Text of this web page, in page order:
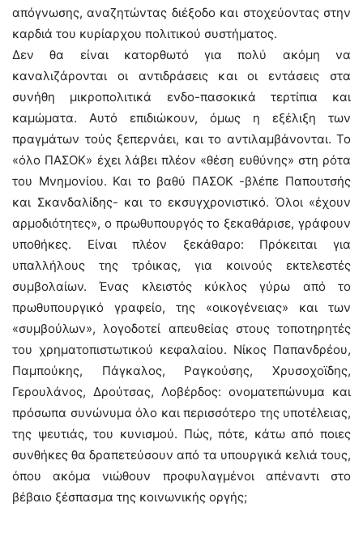
απόγνωσης, αναζητώντας διέξοδο και στοχεύοντας στην
καρδιά του κυρίαρχου πολιτικού συστήματος.
Δεν θα είναι κατορθωτό για πολύ ακόμη να
καναλιζάρονται οι αντιδράσεις και οι εντάσεις στα
συνήθη μικροπολιτικά ενδο-πασοκικά τερτίπια και
καμώματα. Αυτό επιδιώκουν, όμως η εξέλιξη των
πραγμάτων τούς ξεπερνάει, και το αντιλαμβάνονται. Το
«όλο ΠΑΣΟΚ» έχει λάβει πλέον «θέση ευθύνης» στη ρότα
του Μνημονίου. Και το βαθύ ΠΑΣΟΚ -βλέπε Παπουτσής
και Σκανδαλίδης- και το εκσυγχρονιστικό. Όλοι «έχουν
αρμοδιότητες», ο πρωθυπουργός το ξεκαθάρισε, γράφουν
υποθήκες. Είναι πλέον ξεκάθαρο: Πρόκειται για
υπαλλήλους της τρόικας, για κοινούς εκτελεστές
συμβολαίων. Ένας κλειστός κύκλος γύρω από το
πρωθυπουργικό γραφείο, της «οικογένειας» και των
«συμβούλων», λογοδοτεί απευθείας στους τοποτηρητές
του χρηματοπιστωτικού κεφαλαίου. Νίκος Παπανδρέου,
Παμπούκης, Πάγκαλος, Ραγκούσης, Χρυσοχοϊδης,
Γερουλάνος, Δρούτσας, Λοβέρδος: ονοματεπώνυμα και
πρόσωπα συνώνυμα όλο και περισσότερο της υποτέλειας,
της ψευτιάς, του κυνισμού. Πώς, πότε, κάτω από ποιες
συνθήκες θα δραπετεύσουν από τα υπουργικά κελιά τους,
όπου ακόμα νιώθουν προφυλαγμένοι απέναντι στο
βέβαιο ξέσπασμα της κοινωνικής οργής;